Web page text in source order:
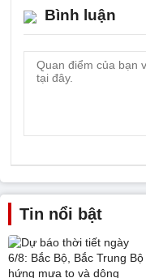
Bình luận
Tin nổi bật